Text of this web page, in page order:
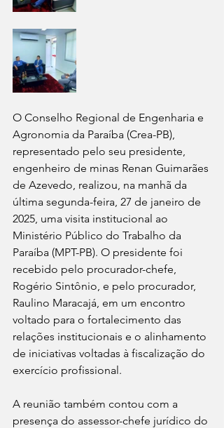
O Conselho Regional de Engenharia e
Agronomia da Paraíba (Crea-PB),
representado pelo seu presidente,
engenheiro de minas Renan Guimarães
de Azevedo, realizou, na manhã da
última segunda-feira, 27 de janeiro de
2025, uma visita institucional ao
Ministério Público do Trabalho da
Paraíba (MPT-PB). O presidente foi
recebido pelo procurador-chefe,
Rogério Sintônio, e pelo procurador,
Raulino Maracajá, em um encontro
voltado para o fortalecimento das
relações institucionais e o alinhamento
de iniciativas voltadas à fiscalização do
exercício profissional.
A reunião também contou com a
presença do assessor-chefe jurídico do